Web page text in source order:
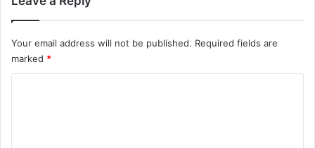
Your email address will not be published. Required fields are
marked *